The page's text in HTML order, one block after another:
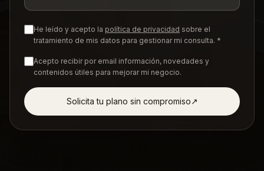
He leído y acepto la política de privacidad sobre el
tratamiento de mis datos para gestionar mi consulta. *
Acepto recibir por email información, novedades y
contenidos útiles para mejorar mi negocio.
Solicita tu plano sin compromiso↗︎